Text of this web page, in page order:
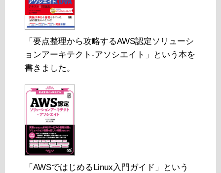
「要点整理から攻略するAWS認定ソリューシ
ョンアーキテクト-アソシエイト」という本を
書きました。
「AWSではじめるLinux入門ガイド」という